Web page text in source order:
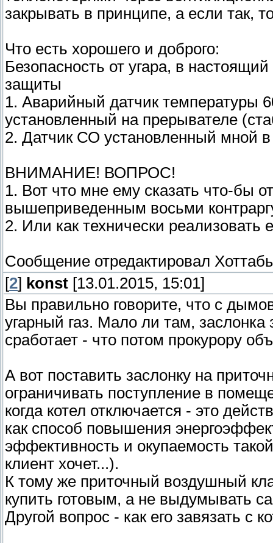
закрывать в принципе, а если так,
Что есть хорошего и доброго:
Безопасность от угара, в
защиты
1. Аварийный датчик температуры
установленный на прерывателе
2. Датчик СО установленный мной
ВНИМАНИЕ! ВОПРОС!
1. Вот что мне ему сказать что-бы
вышеприведенным восьми
2. Или как технически реализовать
Сообщение отредактировал
[2] konst [13.01.2015, 15:01]
Вы правильно говорите, что с
угарный газ. Мало ли там, заслонка
сработает - что потом прокурору
А вот поставить заслонку на
ограничивать поступление в
когда котел отключается - это
как способ повышения
эффективность и окупаемость
клиент хочет...).
К тому же приточный воздушный
купить готовым, а не выдумывать
Другой вопрос - как его завязать с